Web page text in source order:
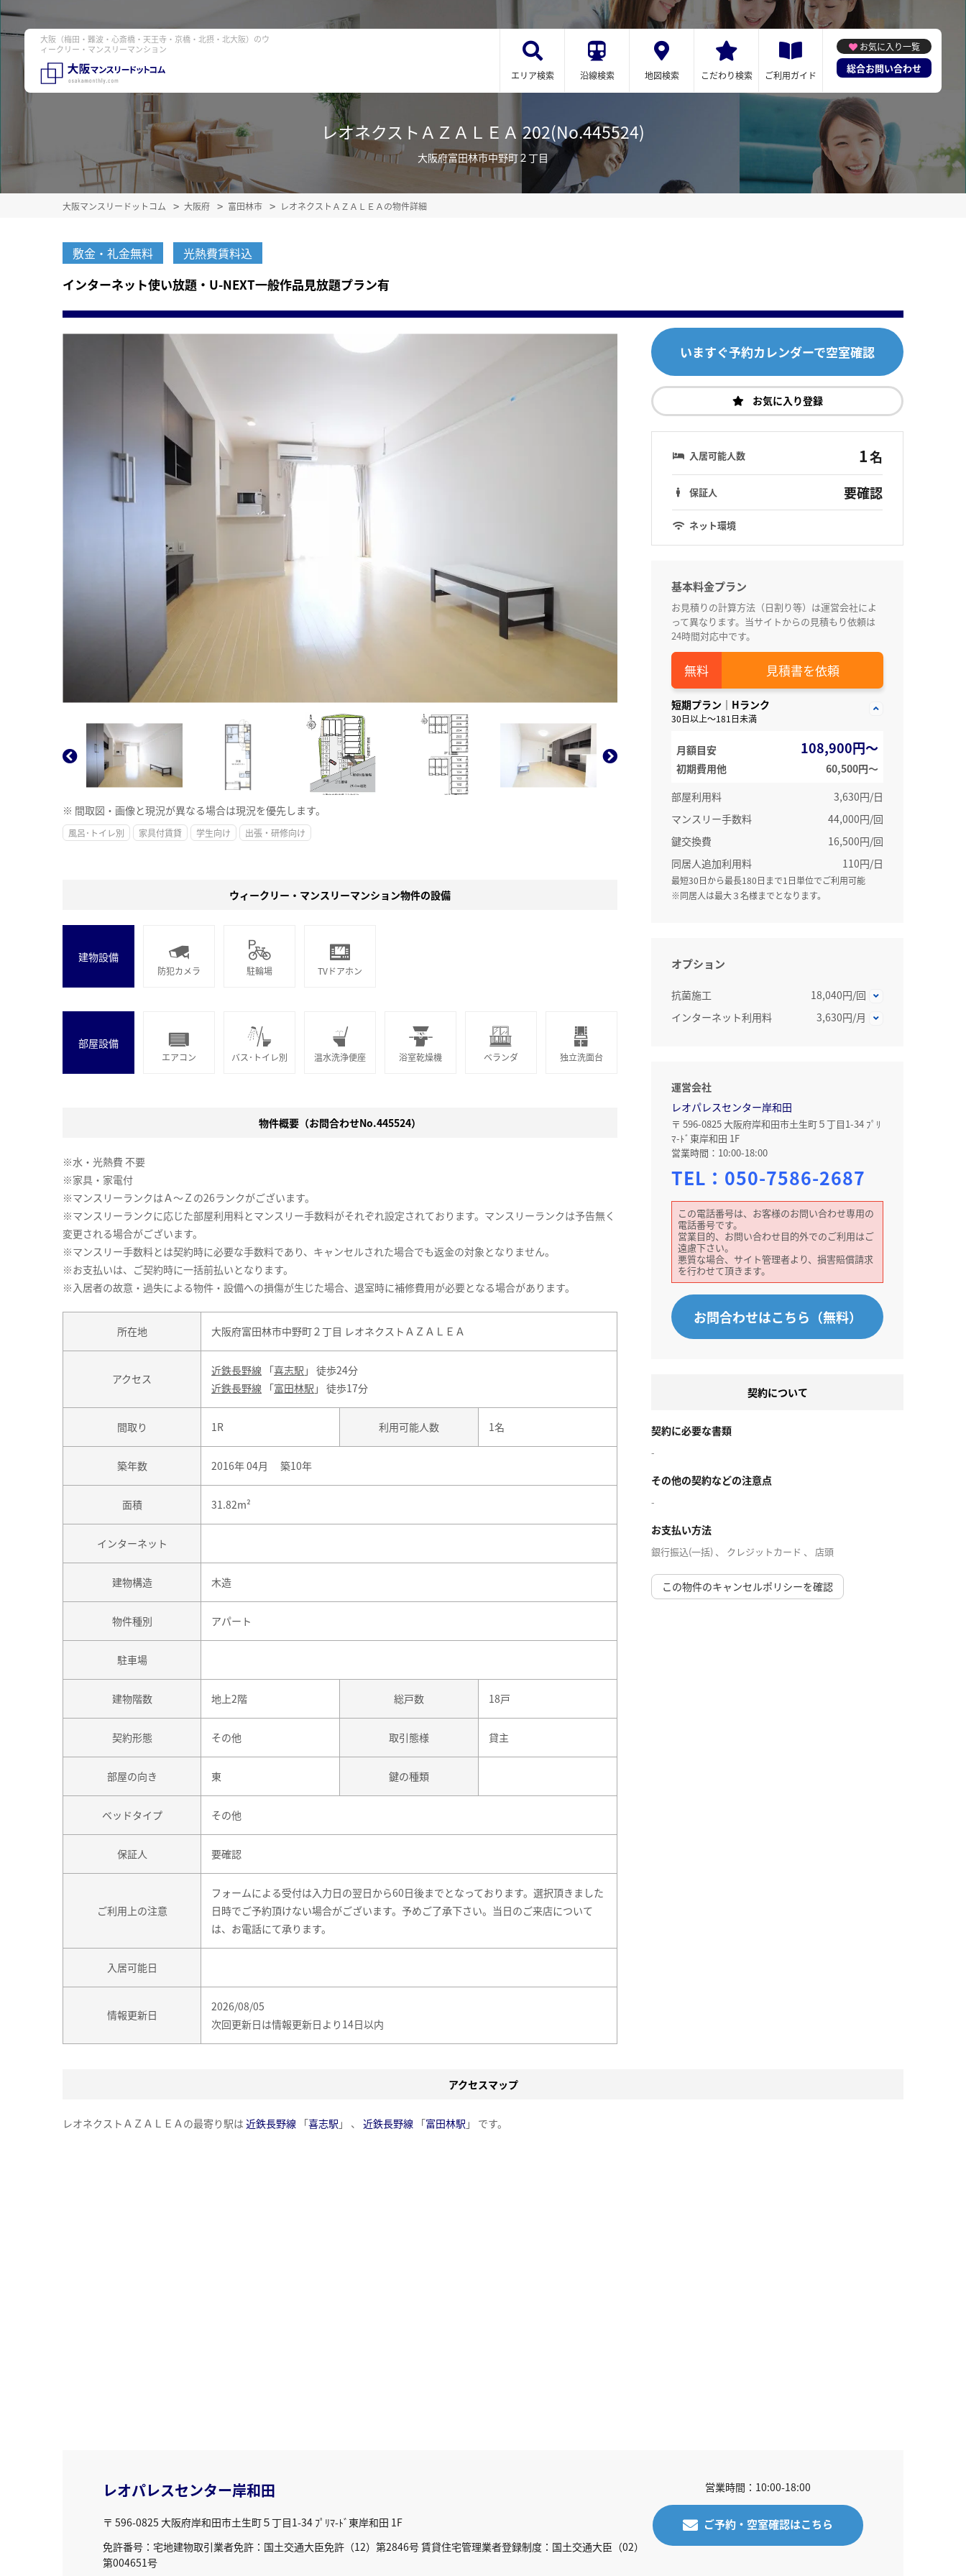
大阪（梅田・難波・心斎橋・天王寺・京橋・北摂・北大阪）のウ
ィークリー・マンスリーマンション
エリア検索 沿線検索 地図検索 こだわり検索 ご利用ガイド
お気に入り一覧
総合お問い合わせ
レオネクストＡＺＡＬＥＡ 202(No.445524)
大阪府富田林市中野町２丁目
大阪マンスリードットコム 大阪府 富田林市 レオネクストＡＺＡＬＥＡの物件詳細
敷金・礼金無料 光熱費賃料込
インターネット使い放題・U-NEXT一般作品見放題プラン有
※ 間取図・画像と現況が異なる場合は現況を優先します。
風呂･トイレ別 家具付賃貸 学生向け 出張・研修向け
いますぐ予約カレンダーで空室確認
お気に入り登録
入居可能人数 1名
保証人 要確認
ネット環境
基本料金プラン
お見積りの計算方法（日割り等）は運営会社によ
って異なります。当サイトからの見積もり依頼は
24時間対応中です。
見積書を依頼
短期プラン｜Hランク
30日以上～181日未満
月額目安 108,900円～
初期費用他
60,500円〜
部屋利用料
3,630円/日
マンスリー手数料
44,000円/回
鍵交換費
16,500円/回
同居人追加利用料
110円/日
最短30日から最長180日まで1日単位でご利用可能
※同居人は最大３名様までとなります。
オプション
抗菌施工
18,040円/回
インターネット利用料
3,630円/月
運営会社
レオパレスセンター岸和田
〒 596-0825 大阪府岸和田市土生町５丁目1-34 ﾌﾟﾘ
ﾏ-ﾄﾞ東岸和田 1F
営業時間：10:00-18:00
TEL： 050-7586-2687
この電話番号は、お客様のお問い合わせ専用の
電話番号です。
営業目的、お問い合わせ目的外でのご利用はご
遠慮下さい。
悪質な場合、サイト管理者より、損害賠償請求
を行わせて頂きます。
お問合わせはこちら（無料）
契約について
契約に必要な書類
-
その他の契約などの注意点
-
お支払い方法
銀行振込(一括) 、 クレジットカード 、 店頭
この物件のキャンセルポリシーを確認
ウィークリー・マンスリーマンション物件の設備
建物設備
防犯カメラ 駐輪場 TVドアホン
部屋設備
エアコン バス･トイレ別 温水洗浄便座 浴室乾燥機 ベランダ 独立洗面台
物件概要（お問合わせNo.445524）
※水・光熱費 不要
※家具・家電付
※マンスリーランクはＡ～Ｚの26ランクがございます。
※マンスリーランクに応じた部屋利用料とマンスリー手数料がそれぞれ設定されております。マンスリーランクは予告無く
変更される場合がございます。
※マンスリー手数料とは契約時に必要な手数料であり、キャンセルされた場合でも返金の対象となりません。
※お支払いは、ご契約時に一括前払いとなります。
※入居者の故意・過失による物件・設備への損傷が生じた場合、退室時に補修費用が必要となる場合があります。
所在地 大阪府富田林市中野町２丁目 レオネクストＡＺＡＬＥＡ
アクセス
近鉄長野線 「喜志駅 」 徒歩24分
近鉄長野線 「富田林駅 」 徒歩17分
間取り 1R 利用可能人数 1名
築年数 2016年 04月 築10年
面積 31.82m²
インターネット
建物構造 木造
物件種別 アパート
駐車場
建物階数 地上2階 総戸数 18戸
契約形態 その他 取引態様 貸主
部屋の向き 東 鍵の種類
ベッドタイプ その他
保証人 要確認
ご利用上の注意
フォームによる受付は入力日の翌日から60日後までとなっております。選択頂きました
日時でご予約頂けない場合がございます。予めご了承下さい。当日のご来店について
は、お電話にて承ります。
入居可能日
情報更新日
2026/08/05
次回更新日は情報更新日より14日以内
アクセスマップ
レオネクストＡＺＡＬＥＡの最寄り駅は 近鉄長野線 「喜志駅 」 、 近鉄長野線 「富田林駅 」 です。
レオパレスセンター岸和田
〒 596-0825 大阪府岸和田市土生町５丁目1-34 ﾌﾟﾘﾏ-ﾄﾞ東岸和田 1F
免許番号：宅地建物取引業者免許：国土交通大臣免許（12）第2846号 賃貸住宅管理業者登録制度：国土交通大臣（02）
第004651号
営業時間：10:00-18:00
ご予約・空室確認はこちら